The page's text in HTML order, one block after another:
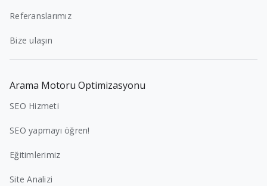
Referanslarımız
Bize ulaşın
Arama Motoru Optimizasyonu
SEO Hizmeti
SEO yapmayı öğren!
Eğitimlerimiz
Site Analizi